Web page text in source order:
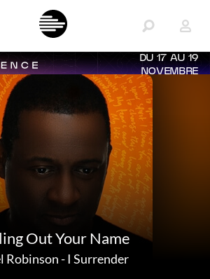
DU 17 AU 19
NOVEMBRE
Out Your Name
Robinson-I Surrender